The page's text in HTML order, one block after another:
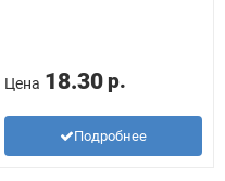
Цена 18.30 р.
Подробнее